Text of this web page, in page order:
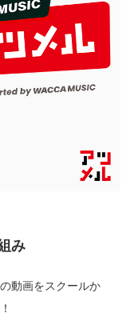
み
動画をスクールか